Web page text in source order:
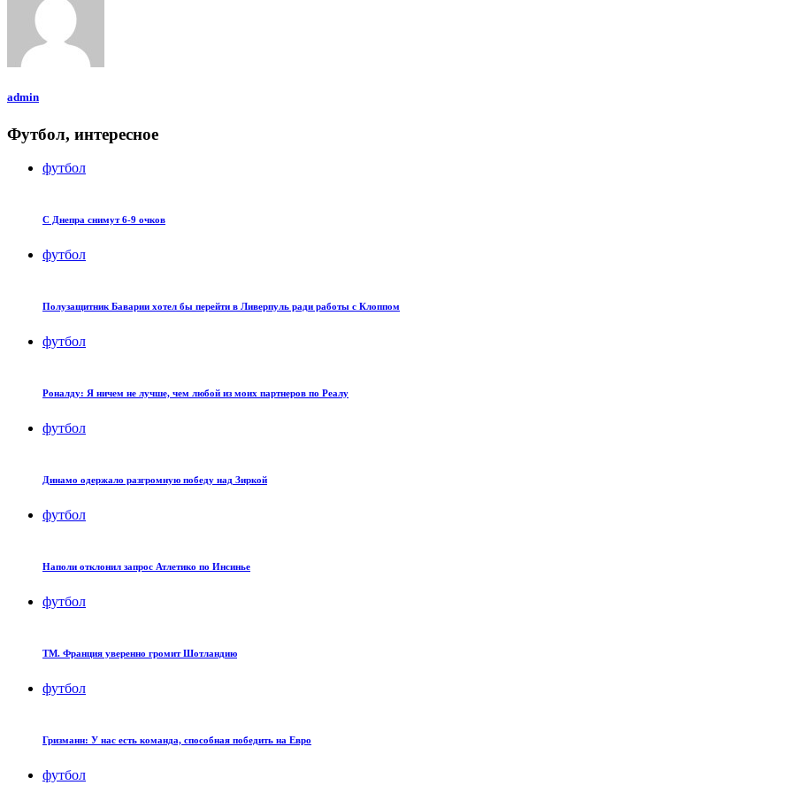
admin
Футбол, интересное
футбол
С Днепра снимут 6-9 очков
футбол
Полузащитник Баварии хотел бы перейти в Ливерпуль ради работы с Клоппом
футбол
Роналду: Я ничем не лучше, чем любой из моих партнеров по Реалу
футбол
Динамо одержало разгромную победу над Зиркой
футбол
Наполи отклонил запрос Атлетико по Инсинье
футбол
ТМ. Франция уверенно громит Шотландию
футбол
Гризманн: У нас есть команда, способная победить на Евро
футбол